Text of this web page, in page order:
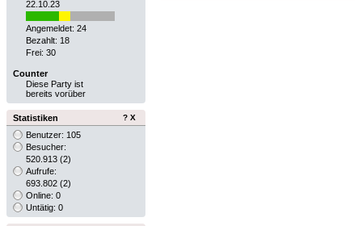
22.10.23
Angemeldet: 24
Bezahlt: 18
Frei: 30
Counter
Diese Party ist
bereits vorüber
Statistiken ? X
Benutzer: 105
Besucher:
520.913 (2)
Aufrufe:
693.802 (2)
Online: 0
Untätig: 0